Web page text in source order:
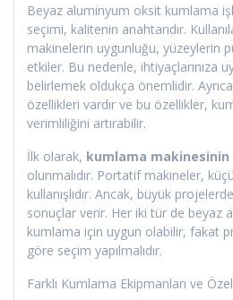
Beyaz aluminyum oksit kumlama
seçimi, kalitenin anahtarıdır.
makinelerin uygunluğu, yüzeylerin
etkiler. Bu nedenle, ihtiyaçlarınıza
belirlemek oldukça önemlidir.
özellikleri vardır ve bu özellikler,
verimliliğini artırabilir.
İlk olarak, kumlama
olunmalıdır. Portatif makineler,
kullanışlıdır. Ancak, büyük
sonuçlar verir. Her iki tür de beyaz
kumlama için uygun olabilir, fakat
göre seçim yapılmalıdır.
Farklı Kumlama Ekipmanları ve